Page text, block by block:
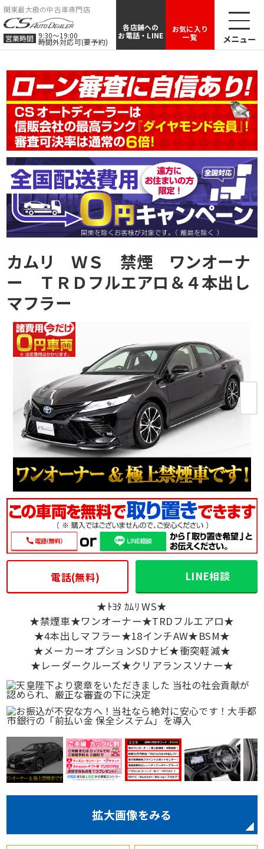
関東最大級の中古車専門店
営業時間 9:30〜19:00
時間外対応可(要予約)
各店舗への
お電話・LINE
お気に入り
一覧
メニュー
カムリ ＷＳ 禁煙 ワンオーナ
ー ＴＲＤフルエアロ＆４本出し
マフラー
電話(無料) LINE相談
★ﾄﾖﾀ ｶﾑﾘ WS★
★禁煙車★ワンオーナー★TRDフルエアロ★
★4本出しマフラー★18インチAW★BSM★
★メーカーオプションSDナビ★衝突軽減★
★レーダークルーズ★クリアランスソナー★
拡大画像をみる